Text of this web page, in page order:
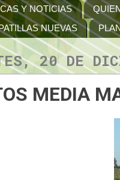
Y NOTICIAS
NUEVAS
20 DE
MEDIA